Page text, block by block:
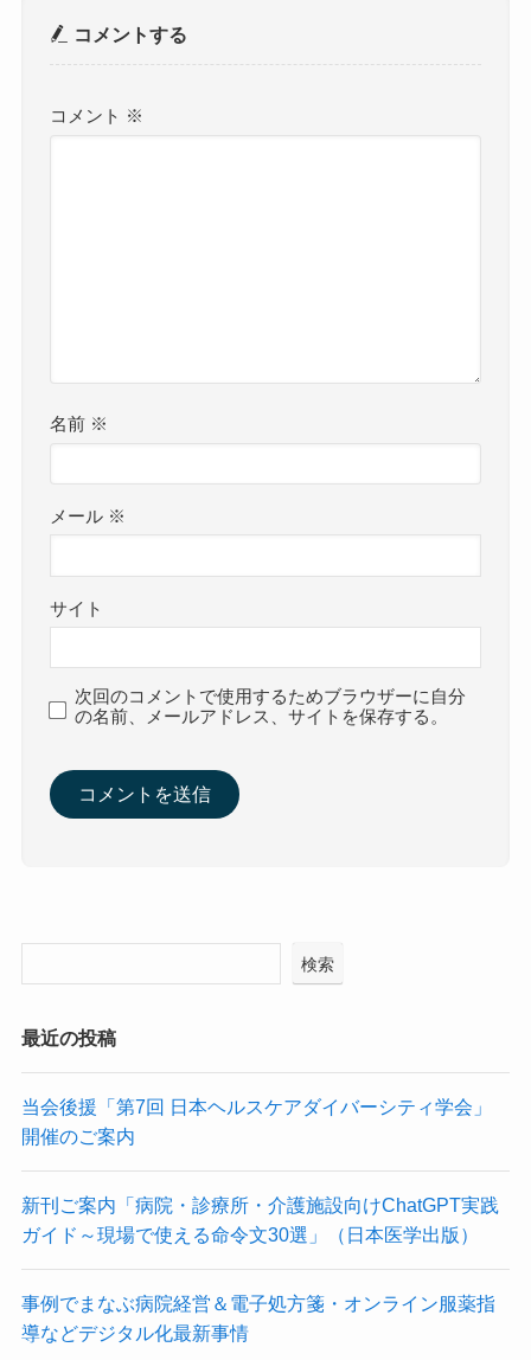
コメントする
コメント ※
名前 ※
メール ※
サイト
次回のコメントで使用するためブラウザーに自分
の名前、メールアドレス、サイトを保存する。
検索
最近の投稿
当会後援「第7回 日本ヘルスケアダイバーシティ学会」
開催のご案内
新刊ご案内「病院・診療所・介護施設向けChatGPT実践
ガイド～現場で使える命令文30選」（日本医学出版）
事例でまなぶ病院経営＆電子処方箋・オンライン服薬指
導などデジタル化最新事情